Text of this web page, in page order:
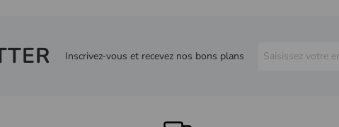
Inscrivez-vous et recevez nos bons plans